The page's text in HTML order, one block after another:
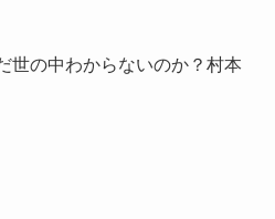
世の中わからないのか？村本